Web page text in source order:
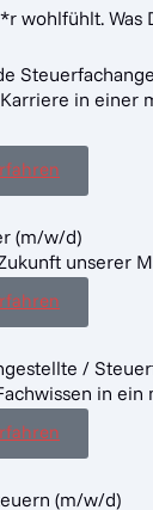
wohlfühlt. Was
in einer
(m/w/d)
unserer
/
in
(m/w/d)